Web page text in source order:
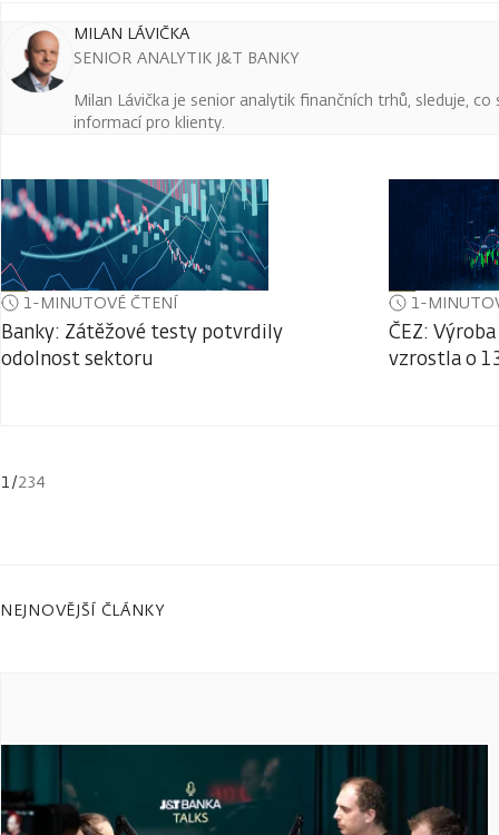
MILAN LÁVIČKA
SENIOR ANALYTIK J&T BANKY
Milan Lávička je senior analytik finančních trhů, sleduje,
informací pro klienty.
1-MINUTOVÉ ČTENÍ
Banky: Zátěžové testy potvrdily
odolnost sektoru
1-
ČEZ:
vzrostla o
1 /234
NEJNOVĚJŠÍ ČLÁNKY